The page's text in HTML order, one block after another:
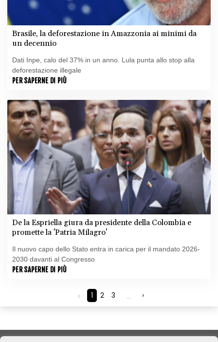
Brasile, la deforestazione in Amazzonia ai minimi da
un decennio
Dati Inpe, calo del 37% in un anno. Lula punta allo stop alla
deforestazione illegale
PER SAPERNE DI PIÙ
De la Espriella giura da presidente della Colombia e
promette la 'Patria Milagro'
Il nuovo capo dello Stato entra in carica per il mandato 2026-
2030 davanti al Congresso
PER SAPERNE DI PIÙ
‹ 1 2 3 ... ›